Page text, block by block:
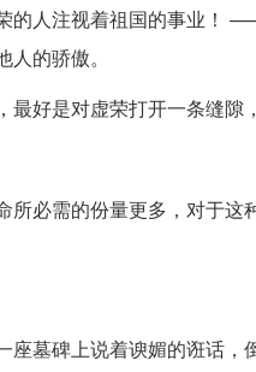
人注视着祖国的事业！
的骄傲。
好是对虚荣打开一条缝隙
必需的份量更多，对于这
墓碑上说着谀媚的诳话，